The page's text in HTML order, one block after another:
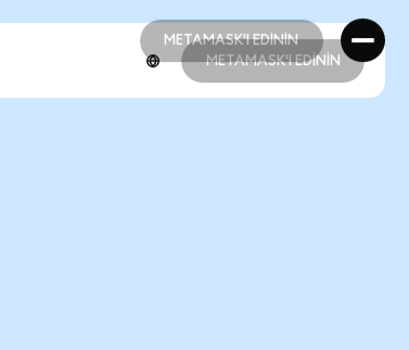
METAMASK'I EDİNİN
METAMASK'I EDİNİN
METAMASK'I EDİNİN